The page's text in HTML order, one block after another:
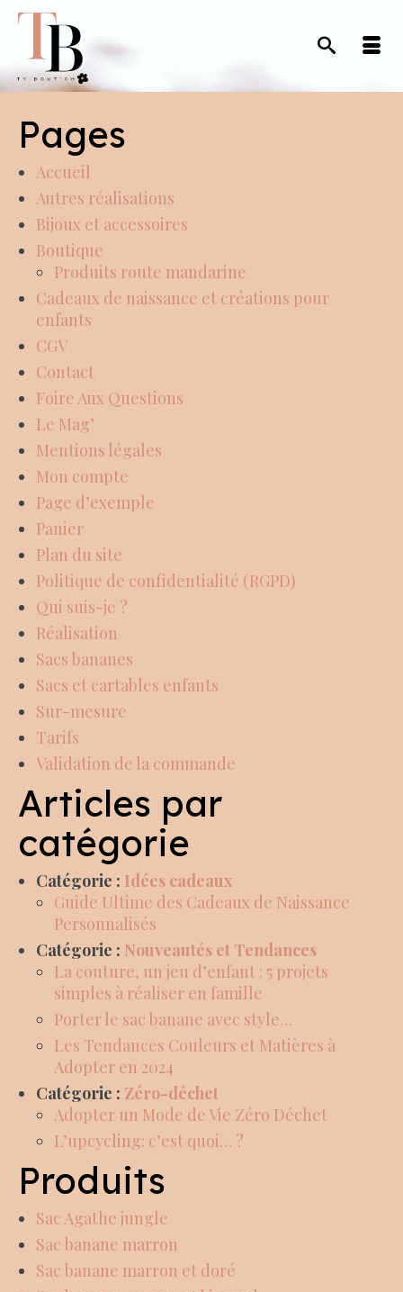
Pages
Accueil
Autres réalisations
Bijoux et accessoires
Boutique
Produits route mandarine
Cadeaux de naissance et créations pour
enfants
CGV
Contact
Foire Aux Questions
Le Mag’
Mentions légales
Mon compte
Page d’exemple
Panier
Plan du site
Politique de confidentialité (RGPD)
Qui suis-je ?
Réalisation
Sacs bananes
Sacs et cartables enfants
Sur-mesure
Tarifs
Validation de la commande
Articles par
catégorie
Catégorie : Idées cadeaux
Guide Ultime des Cadeaux de Naissance
Personnalisés
Catégorie : Nouveautés et Tendances
La couture, un jeu d’enfant : 5 projets
simples à réaliser en famille
Porter le sac banane avec style…
Les Tendances Couleurs et Matières à
Adopter en 2024
Catégorie : Zéro-déchet
Adopter un Mode de Vie Zéro Déchet
L’upcycling: c’est quoi… ?
Produits
Sac Agathe jungle
Sac banane marron
Sac banane marron et doré